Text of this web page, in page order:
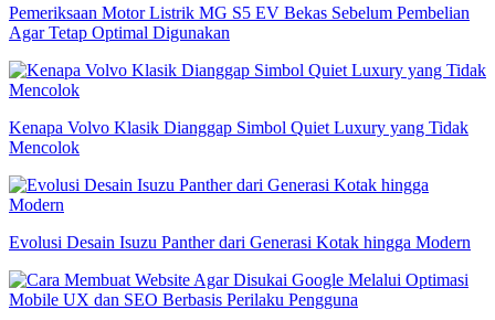
Pemeriksaan Motor Listrik MG S5 EV Bekas Sebelum Pembelian
Agar Tetap Optimal Digunakan
Kenapa Volvo Klasik Dianggap Simbol Quiet Luxury yang Tidak
Mencolok
Evolusi Desain Isuzu Panther dari Generasi Kotak hingga Modern